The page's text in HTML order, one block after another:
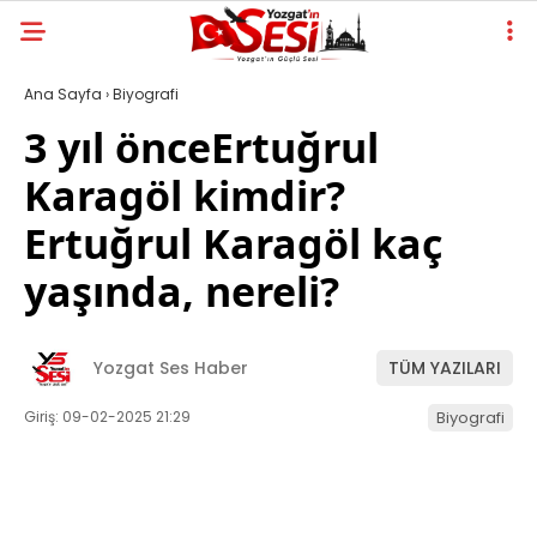
Ana Sayfa ›Biyografi
3 yıl önceErtuğrul
Karagöl kimdir?
Ertuğrul Karagöl kaç
yaşında, nereli?
Yozgat Ses Haber TÜM YAZILARI
Giriş: 09-02-2025 21:29 Biyografi